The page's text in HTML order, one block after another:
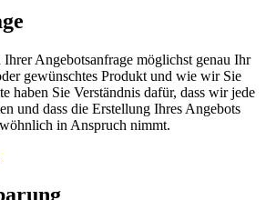
Angebotsanfrage möglichst genau Ihr
gewünschtes Produkt und wie wir Sie
haben Sie Verständnis dafür, dass wir jede
und dass die Erstellung Ihres Angebots
in Anspruch nimmt.